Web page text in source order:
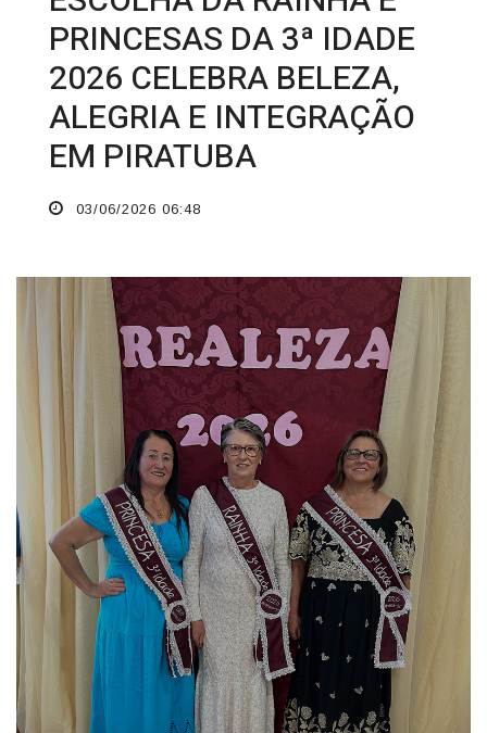
O TEMPO JORNAL DE FATO
ESCOLHA DA RAINHA E
PRINCESAS DA 3ª IDADE
2026 CELEBRA BELEZA,
ALEGRIA E INTEGRAÇÃO
03/06/2026 06:48